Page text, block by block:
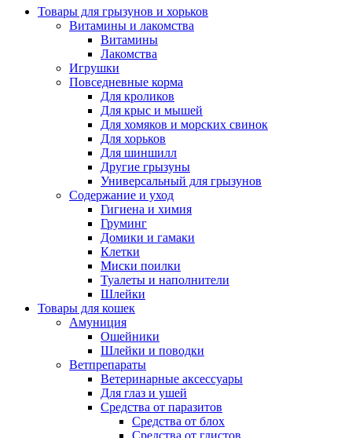
Товары для грызунов и хорьков
Витамины и лакомства
Витамины
Лакомства
Игрушки
Повседневные корма
Для кроликов
Для крыс и мышей
Для хомяков и морских свинок
Для хорьков
Для шиншилл
Другие грызуны
Универсальный для грызунов
Содержание и уход
Гигиена и химия
Груминг
Домики и гамаки
Клетки
Миски поилки
Туалеты и наполнители
Шлейки
Товары для кошек
Амуниция
Ошейники
Шлейки и поводки
Ветпрепараты
Ветеринарные аксессуары
Для глаз и ушей
Средства от паразитов
Средства от блох
Средства от глистов